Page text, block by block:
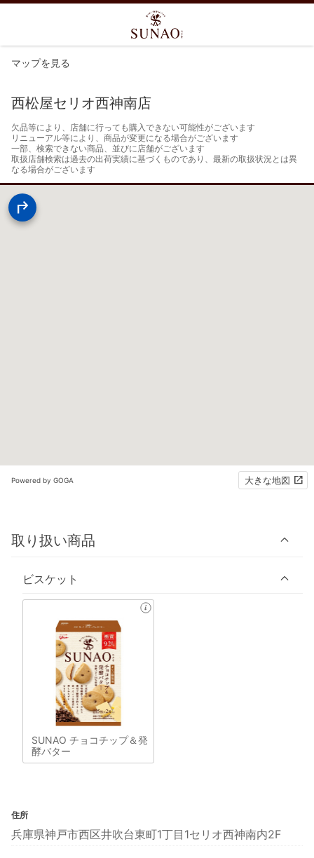
マップを見る
西松屋セリオ西神南店
欠品等により、店舗に行っても購入できない可能性がございます
リニューアル等により、商品が変更になる場合がございます
一部、検索できない商品、並びに店舗がございます
取扱店舗検索は過去の出荷実績に基づくものであり、最新の取扱状況とは異
なる場合がございます
Powered by GOGA 大きな地図
取り扱い商品
ビスケット
SUNAO チョコチップ＆発
酵バター
住所
兵庫県神戸市西区井吹台東町1丁目1セリオ西神南内2F